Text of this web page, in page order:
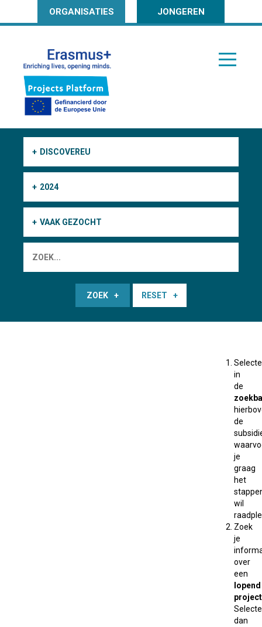
ORGANISATIES JONGEREN
DISCOVEREU
2024
VAAK GEZOCHT
ZOEK RESET
in
de
de
je
graag
het
wil
Zoek
je
over
een
lopend
project
dan